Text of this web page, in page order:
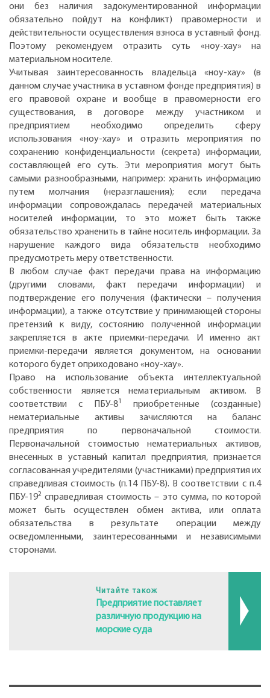
они без наличия задокументированной информации
обязательно пойдут на конфликт) правомерности и
действительности осуществления взноса в уставный фонд.
Поэтому рекомендуем отразить суть «ноу-хау» на
материальном носителе.
Учитывая заинтересованность владельца «ноу-хау» (в
данном случае участника в уставном фонде предприятия) в
его правовой охране и вообще в правомерности его
существования, в договоре между участником и
предприятием необходимо определить сферу
использования «ноу-хау» и отразить мероприятия по
сохранению конфиденциальности (секрета) информации,
составляющей его суть. Эти мероприятия могут быть
самыми разнообразными, например: хранить информацию
путем молчания (неразглашения); если передача
информации сопровождалась передачей материальных
носителей информации, то это может быть также
обязательство храненить в тайне носитель информации. За
нарушение каждого вида обязательств необходимо
предусмотреть меру ответственности.
В любом случае факт передачи права на информацию
(другими словами, факт передачи информации) и
подтверждение его получения (фактически – получения
информации), а также отсутствие у принимающей стороны
претензий к виду, состоянию полученной информации
закрепляется в акте приемки-передачи. И именно акт
приемки-передачи является документом, на основании
которого будет оприходовано «ноу-хау».
Право на использование объекта интеллектуальной
собственности является нематериальным активом. В
соответствии с ПБУ-81
приобретенные (созданные)
нематериальные активы зачисляются на баланс
предприятия по первоначальной стоимости.
Первоначальной стоимостью нематериальных активов,
внесенных в уставный капитал предприятия, признается
согласованная учредителями (участниками) предприятия их
справедливая стоимость (п.14 ПБУ-8). В соответствии с п.4
ПБУ-192 справедливая стоимость – это сумма, по которой
может быть осуществлен обмен актива, или оплата
обязательства в результате операции между
осведомленными, заинтересованными и независимыми
сторонами.
Читайте також
Предприятие поставляет
различную продукцию на
морские суда